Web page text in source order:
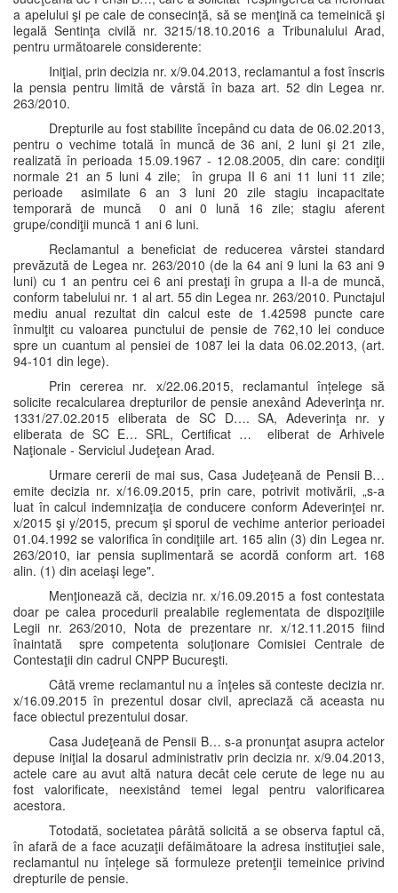
a apelului şi pe cale de consecinţă, să se menţină ca temeinică şi
legală Sentinţa civilă nr. 3215/18.10.2016 a Tribunalului Arad,
pentru următoarele considerente:
Iniţial, prin decizia nr. x/9.04.2013, reclamantul a fost înscris
la pensia pentru limită de vârstă în baza art. 52 din Legea nr.
263/2010.
Drepturile au fost stabilite începând cu data de 06.02.2013,
pentru o vechime totală în muncă de 36 ani, 2 luni şi 21 zile,
realizată în perioada 15.09.1967 - 12.08.2005, din care: condiţii
normale 21 an 5 luni 4 zile; în grupa II 6 ani 11 luni 11 zile;
perioade asimilate 6 an 3 luni 20 zile stagiu incapacitate
temporară de muncă 0 ani 0 lună 16 zile; stagiu aferent
grupe/condiţii muncă 1 ani 6 luni.
Reclamantul a beneficiat de reducerea vârstei standard
prevăzută de Legea nr. 263/2010 (de la 64 ani 9 luni la 63 ani 9
luni) cu 1 an pentru cei 6 ani prestaţi în grupa a II-a de muncă,
conform tabelului nr. 1 al art. 55 din Legea nr. 263/2010. Punctajul
mediu anual rezultat din calcul este de 1.42598 puncte care
înmulţit cu valoarea punctului de pensie de 762,10 lei conduce
spre un cuantum al pensiei de 1087 lei la data 06.02.2013, (art.
94-101 din lege).
Prin cererea nr. x/22.06.2015, reclamantul înțelege să
solicite recalcularea drepturilor de pensie anexând Adeverinţa nr.
1331/27.02.2015 eliberata de SC D…. SA, Adeverinţa nr. y
eliberata de SC E… SRL, Certificat … eliberat de Arhivele
Naţionale - Serviciul Judeţean Arad.
Urmare cererii de mai sus, Casa Judeţeană de Pensii B…
emite decizia nr. x/16.09.2015, prin care, potrivit motivării, „s-a
luat în calcul indemnizaţia de conducere conform Adeverinţei nr.
x/2015 şi y/2015, precum şi sporul de vechime anterior perioadei
01.04.1992 se valorifica în condiţiile art. 165 alin (3) din Legea nr.
263/2010, iar pensia suplimentară se acordă conform art. 168
alin. (1) din aceiaşi lege".
Menţionează că, decizia nr. x/16.09.2015 a fost contestata
doar pe calea procedurii prealabile reglementata de dispoziţiile
Legii nr. 263/2010, Nota de prezentare nr. x/12.11.2015 fiind
înaintată spre competenta soluţionare Comisiei Centrale de
Contestaţii din cadrul CNPP Bucureşti.
Câtă vreme reclamantul nu a înţeles să conteste decizia nr.
x/16.09.2015 în prezentul dosar civil, apreciază că aceasta nu
face obiectul prezentului dosar.
Casa Judeţeană de Pensii B… s-a pronunţat asupra actelor
depuse iniţial la dosarul administrativ prin decizia nr. x/9.04.2013,
actele care au avut altă natura decât cele cerute de lege nu au
fost valorificate, neexistând temei legal pentru valorificarea
acestora.
Totodată, societatea pârâtă solicită a se observa faptul că,
în afară de a face acuzaţii defăimătoare la adresa instituţiei sale,
reclamantul nu înțelege să formuleze pretenţii temeinice privind
drepturile de pensie.